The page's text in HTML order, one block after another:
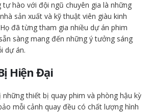
tự hào với đội ngũ chuyên gia là những
sản xuất và kỹ thuật viên giàu kinh
đã từng tham gia nhiều dự án phim
sàng mang đến những ý tưởng sáng
dự án.
Hiện Đại
thiết bị quay phim và phòng hậu kỳ
mỗi cảnh quay đều có chất lượng hình